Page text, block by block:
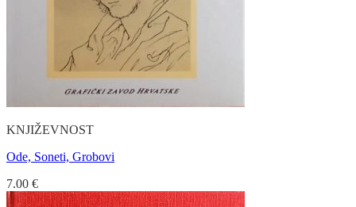
KNJIŽEVNOST
Ode, Soneti, Grobovi
7.00 €